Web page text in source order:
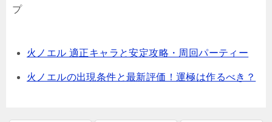
プ
火ノエル 適正キャラと安定攻略・周回パーティー
火ノエルの出現条件と最新評価！運極は作るべき？